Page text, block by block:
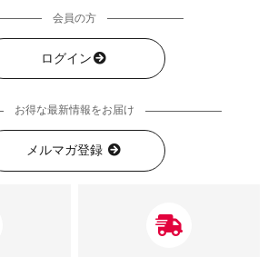
会員の方
ログイン
お得な最新情報をお届け
メルマガ登録